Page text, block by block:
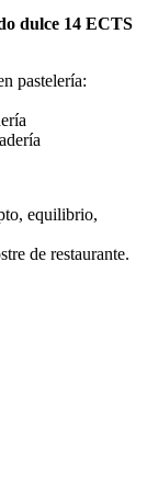
dulce 14 ECTS
pastelería:
equilibrio,
de restaurante.